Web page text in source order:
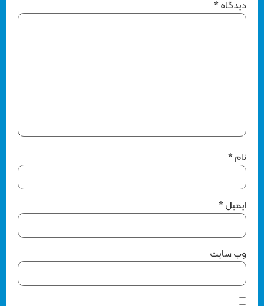
دیدگاه*
*
ایمیل*
وب‌ سایت